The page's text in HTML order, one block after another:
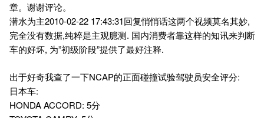
章。谢谢评论。
潜水为主2010-02-22 17:43:31回复悄悄话这两个视频莫名其妙,
完全没有数据,纯粹是主观臆测. 国内消费者靠这样的知讯来判断
车的好坏, 为”初级阶段”提供了最好注释.
出于好奇我查了一下NCAP的正面碰撞试验驾驶员安全评分:
日本车:
HONDA ACCORD: 5分